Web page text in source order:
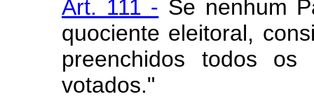
Art. 111 - Se nenhum
quociente eleitoral,
preenchidos todos
votados."